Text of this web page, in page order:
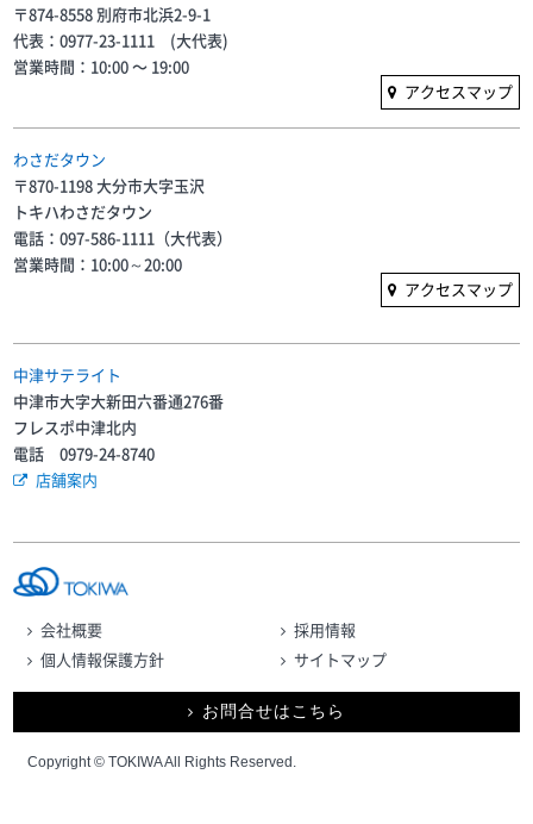
〒874-8558 別府市北浜2-9-1
代表：0977-23-1111 (大代表)
営業時間：10:00 〜 19:00
アクセスマップ
わさだタウン
〒870-1198 大分市大字玉沢
トキハわさだタウン
電話：097-586-1111（大代表）
営業時間：10:00～20:00
アクセスマップ
中津サテライト
中津市大字大新田六番通276番
フレスポ中津北内
電話 0979-24-8740
店舗案内
会社概要
採用情報
個人情報保護方針
サイトマップ
お問合せはこちら
Copyright © TOKIWA All Rights Reserved.